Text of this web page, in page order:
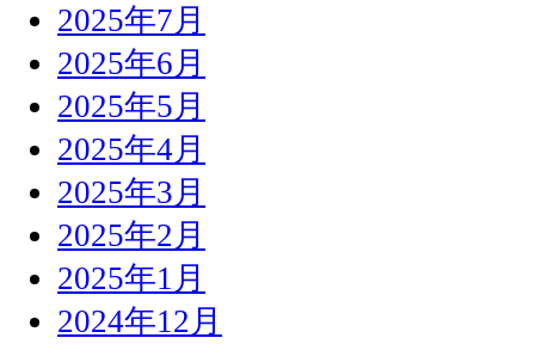
2025年7月
2025年6月
2025年5月
2025年4月
2025年3月
2025年2月
2025年1月
2024年12月